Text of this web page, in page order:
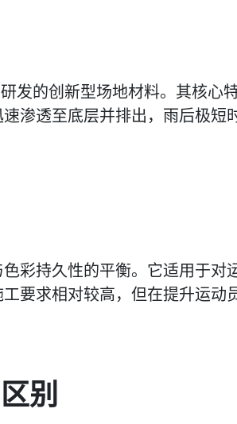
发的创新型场地材料。其核心
渗透至底层并排出，雨后极短
彩持久性的平衡。它适用于对
要求相对较高，但在提升运动
别